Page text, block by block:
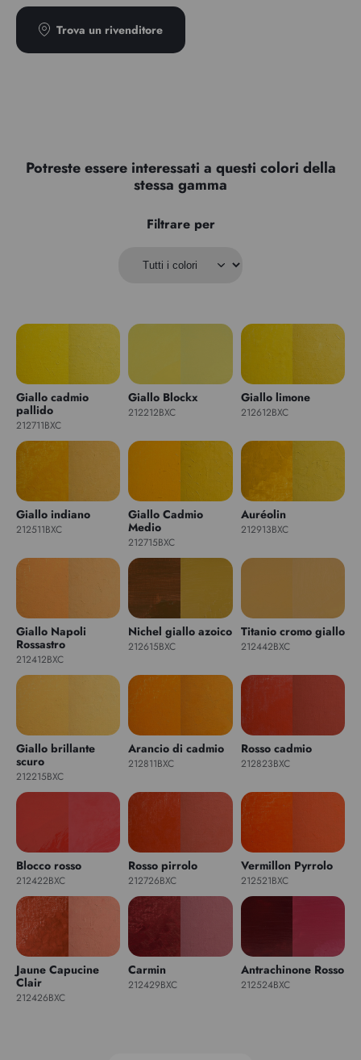
Trova un rivenditore
Potreste essere interessati a questi colori della
stessa gamma
Filtrare per
Giallo cadmio
pallido
212711BXC
Giallo Blockx
212212BXC
Giallo limone
212612BXC
Giallo indiano
212511BXC
Giallo Cadmio
Medio
212715BXC
Auréolin
212913BXC
Giallo Napoli
Rossastro
212412BXC
Nichel giallo azoico
212615BXC
Titanio cromo giallo
212442BXC
Giallo brillante
scuro
212215BXC
Arancio di cadmio
212811BXC
Rosso cadmio
212823BXC
Blocco rosso
212422BXC
Rosso pirrolo
212726BXC
Vermillon Pyrrolo
212521BXC
Jaune Capucine
Clair
212426BXC
Carmin
212429BXC
Antrachinone Rosso
212524BXC